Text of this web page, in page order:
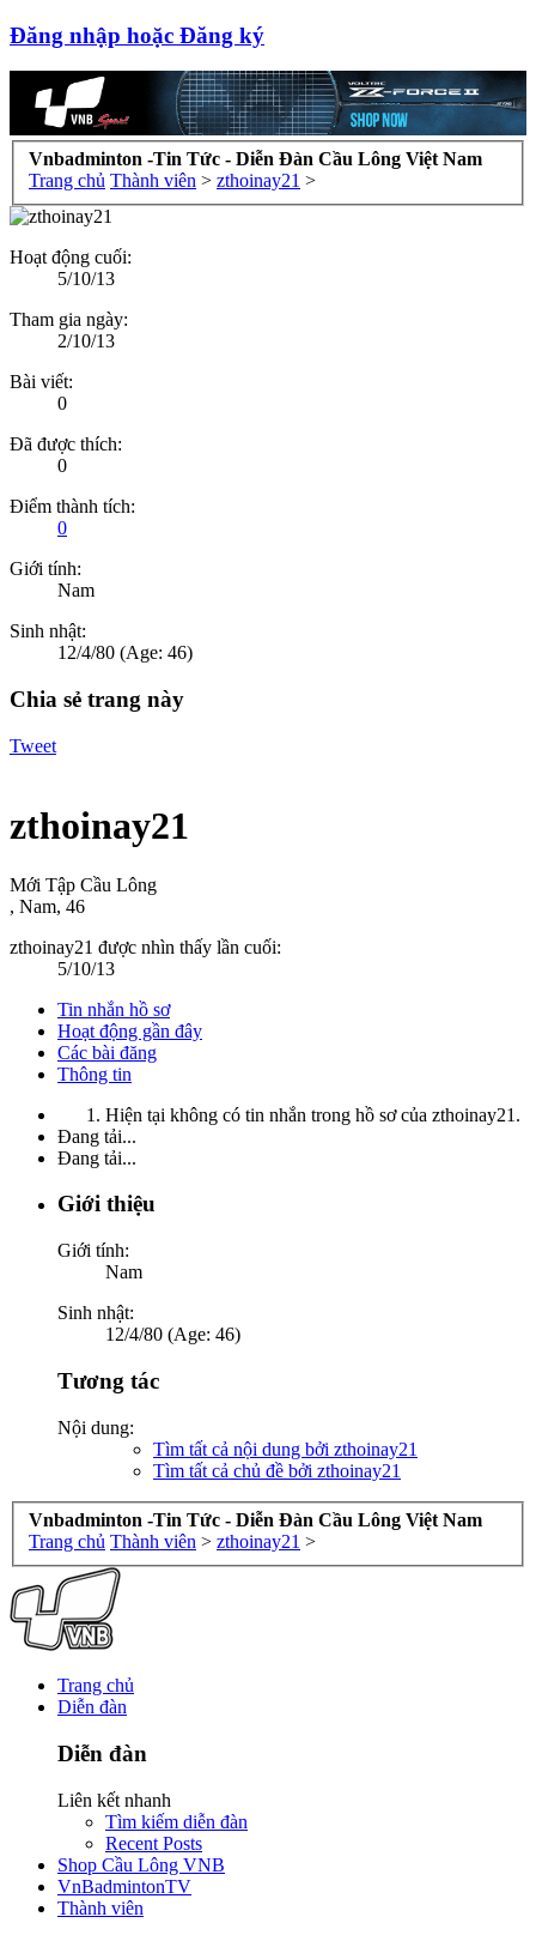
Đăng nhập hoặc Đăng ký
Vnbadminton -Tin Tức - Diễn Đàn Cầu Lông Việt Nam
Trang chủ Thành viên > zthoinay21 >
Hoạt động cuối:
5/10/13
Tham gia ngày:
2/10/13
Bài viết:
0
Đã được thích:
0
Điểm thành tích:
0
Giới tính:
Nam
Sinh nhật:
12/4/80 (Age: 46)
Chia sẻ trang này
Tweet
zthoinay21
Mới Tập Cầu Lông
, Nam, 46
zthoinay21 được nhìn thấy lần cuối:
5/10/13
Tin nhắn hồ sơ
Hoạt động gần đây
Các bài đăng
Thông tin
Hiện tại không có tin nhắn trong hồ sơ của zthoinay21.
Đang tải...
Đang tải...
Giới thiệu
Giới tính:
Nam
Sinh nhật:
12/4/80 (Age: 46)
Tương tác
Nội dung:
Tìm tất cả nội dung bởi zthoinay21
Tìm tất cả chủ đề bởi zthoinay21
Vnbadminton -Tin Tức - Diễn Đàn Cầu Lông Việt Nam
Trang chủ Thành viên > zthoinay21 >
Trang chủ
Diễn đàn
Diễn đàn
Liên kết nhanh
Tìm kiếm diễn đàn
Recent Posts
Shop Cầu Lông VNB
VnBadmintonTV
Thành viên